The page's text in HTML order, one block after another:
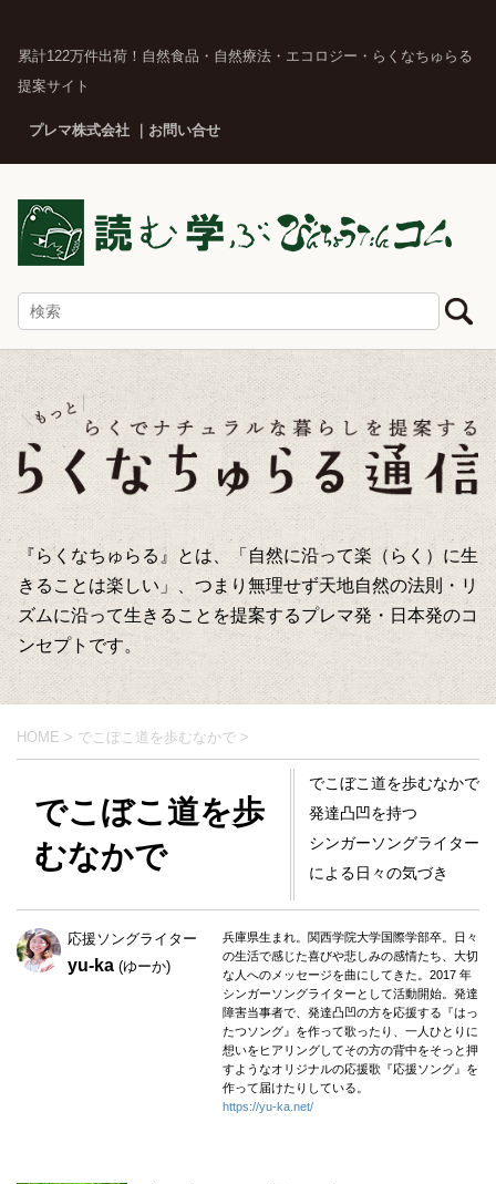
累計122万件出荷！自然食品・自然療法・エコロジー・らくなちゅらる
提案サイト
プレマ株式会社 お問い合せ
『らくなちゅらる』とは、「自然に沿って楽（らく）に生
きることは楽しい」、つまり無理せず天地自然の法則・リ
ズムに沿って生きることを提案するプレマ発・日本発のコ
ンセプトです。
HOME > でこぼこ道を歩むなかで >
でこぼこ道を歩
むなかで
でこぼこ道を歩むなかで
発達凸凹を持つ
シンガーソングライター
による日々の気づき
応援ソングライター
yu-ka(ゆーか)
兵庫県生まれ。関西学院大学国際学部卒。日々
の生活で感じた喜びや悲しみの感情たち、大切
な人へのメッセージを曲にしてきた。2017 年
シンガーソングライターとして活動開始。発達
障害当事者で、発達凸凹の方を応援する『はっ
たつソング』を作って歌ったり、一人ひとりに
想いをヒアリングしてその方の背中をそっと押
すようなオリジナルの応援歌『応援ソング』を
作って届けたりしている。
https://yu-ka.net/